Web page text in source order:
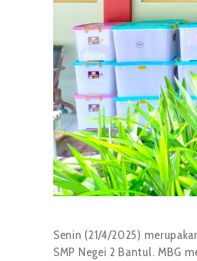
Senin (21/4/2025)
SMP Negei 2 Bantul. MBG